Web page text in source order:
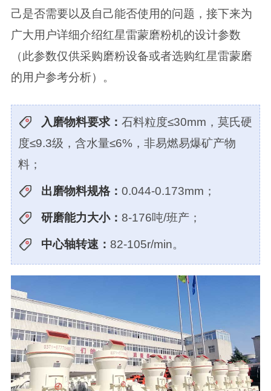
己是否需要以及自己能否使用的问题，接下来为
广大用户详细介绍红星雷蒙磨粉机的设计参数
（此参数仅供采购磨粉设备或者选购红星雷蒙磨
的用户参考分析）。
入磨物料要求： 石料粒度≤30mm，莫氏硬
度≤9.3级，含水量≤6%，非易燃易爆矿产物
料；
出磨物料规格： 0.044-0.173mm；
研磨能力大小： 8-176吨/班产；
中心轴转速： 82-105r/min。